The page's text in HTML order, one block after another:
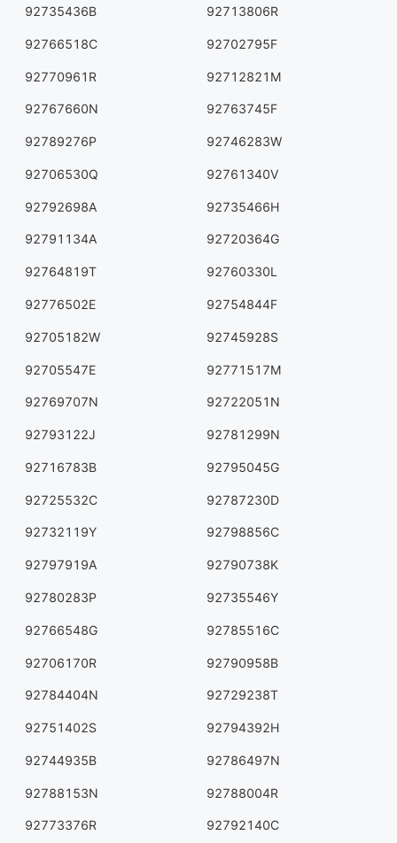
92735436B 92713806R
92766518C 92702795F
92770961R 92712821M
92767660N 92763745F
92789276P 92746283W
92706530Q 92761340V
92792698A 92735466H
92791134A 92720364G
92764819T 92760330L
92776502E 92754844F
92705182W 92745928S
92705547E 92771517M
92769707N 92722051N
92793122J 92781299N
92716783B 92795045G
92725532C 92787230D
92732119Y 92798856C
92797919A 92790738K
92780283P 92735546Y
92766548G 92785516C
92706170R 92790958B
92784404N 92729238T
92751402S 92794392H
92744935B 92786497N
92788153N 92788004R
92773376R 92792140C